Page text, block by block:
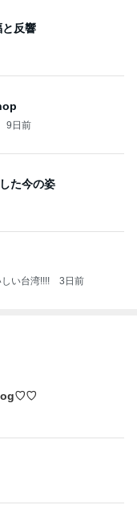
反響
9日前
た今の姿
い台湾!!!! 3日前